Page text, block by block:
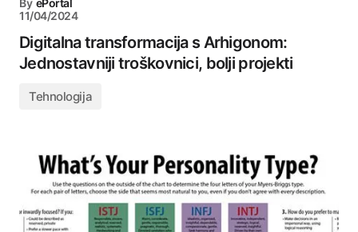
By ePortal
11/04/2024
Digitalna transformacija s Arhigonom:
Jednostavniji troškovnici, bolji projekti
Tehnologija